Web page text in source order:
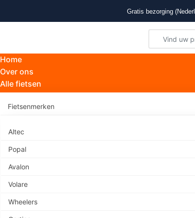
Gratis bezorging
Home
Over ons
Alle fietsen
Fietsenmerken
Altec
Popal
Avalon
Volare
Wheelers